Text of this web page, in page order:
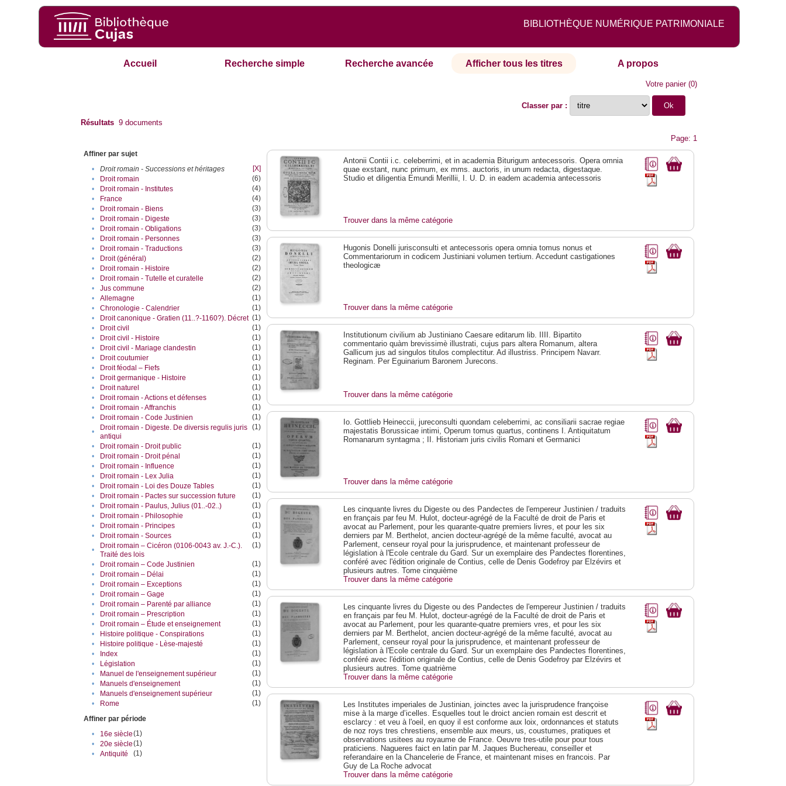
BIBLIOTHÈQUE NUMÉRIQUE PATRIMONIALE
Accueil Recherche simple Recherche avancée Afficher tous les titres A propos
Votre panier(0)
Classer par :
Résultats 9 documents
Page: 1
Affiner par sujet
•
Droit romain - Successions et héritages
[X]
•
Droit romain
(6)
•
Droit romain - Institutes
(4)
•
France
(4)
•
Droit romain - Biens
(3)
•
Droit romain - Digeste
(3)
•
Droit romain - Obligations
(3)
•
Droit romain - Personnes
(3)
•
Droit romain - Traductions
(3)
•
Droit (général)
(2)
•
Droit romain - Histoire
(2)
•
Droit romain - Tutelle et curatelle
(2)
•
Jus commune
(2)
•
Allemagne
(1)
•
Chronologie - Calendrier
(1)
•
Droit canonique - Gratien (11..?-1160?). Décret (1)
•
Droit civil
(1)
•
Droit civil - Histoire
(1)
•
Droit civil - Mariage clandestin
(1)
•
Droit coutumier
(1)
•
Droit féodal – Fiefs
(1)
•
Droit germanique - Histoire
(1)
•
Droit naturel
(1)
•
Droit romain - Actions et défenses
(1)
•
Droit romain - Affranchis
(1)
•
Droit romain - Code Justinien
(1)
•
Droit romain - Digeste. De diversis regulis juris
antiqui
(1)
• Droit romain - Droit public
(1)
•
Droit romain - Droit pénal
(1)
•
Droit romain - Influence
(1)
•
Droit romain - Lex Julia
(1)
•
Droit romain - Loi des Douze Tables
(1)
•
Droit romain - Pactes sur succession future
(1)
•
Droit romain - Paulus‎, Julius‎ (01..-02..)
(1)
•
Droit romain - Philosophie
(1)
•
Droit romain - Principes
(1)
•
Droit romain - Sources
(1)
•
Droit romain – Cicéron (0106-0043 av. J.-C.).
Traité des lois
(1)
• Droit romain – Code Justinien
(1)
•
Droit romain – Délai
(1)
•
Droit romain – Exceptions
(1)
•
Droit romain – Gage
(1)
•
Droit romain – Parenté par alliance
(1)
•
Droit romain – Prescription
(1)
•
Droit romain – Étude et enseignement
(1)
•
Histoire politique - Conspirations
(1)
•
Histoire politique - Lèse-majesté
(1)
•
Index
(1)
•
Législation
(1)
•
Manuel de l'enseignement supérieur
(1)
•
Manuels d'enseignement
(1)
•
Manuels d'enseignement supérieur
(1)
•
Rome
(1)
Affiner par période
•
16e siècle(1)
•
20e siècle(1)
•
Antiquité (1)
Antonii Contii i.c. celeberrimi, et in academia Biturigum antecessoris. Opera omnia
quae exstant, nunc primum, ex mms. auctoris, in unum redacta, digestaque.
Studio et diligentia Emundi Merillii, I. U. D. in eadem academia antecessoris
Trouver dans la même catégorie
Hugonis Donelli jurisconsulti et antecessoris opera omnia tomus nonus et
Commentariorum in codicem Justiniani volumen tertium. Accedunt castigationes
theologicæ
Trouver dans la même catégorie
Institutionum civilium ab Justiniano Caesare editarum lib. IIII. Bipartito
commentario quàm brevissimè illustrati, cujus pars altera Romanum, altera
Gallicum jus ad singulos titulos complectitur. Ad illustriss. Principem Navarr.
Reginam. Per Eguinarium Baronem Jurecons.
Trouver dans la même catégorie
Io. Gottlieb Heineccii, jureconsulti quondam celeberrimi, ac consiliarii sacrae regiae
majestatis Borussicae intimi, Operum tomus quartus, continens I. Antiquitatum
Romanarum syntagma ; II. Historiam juris civilis Romani et Germanici
Trouver dans la même catégorie
Les cinquante livres du Digeste ou des Pandectes de l'empereur Justinien / traduits
en français par feu M. Hulot, docteur-agrégé de la Faculté de droit de Paris et
avocat au Parlement, pour les quarante-quatre premiers livres, et pour les six
derniers par M. Berthelot, ancien docteur-agrégé de la même faculté, avocat au
Parlement, censeur royal pour la jurisprudence, et maintenant professeur de
législation à l'Ecole centrale du Gard. Sur un exemplaire des Pandectes florentines,
conféré avec l'édition originale de Contius, celle de Denis Godefroy par Elzévirs et
plusieurs autres. Tome cinquième
Trouver dans la même catégorie
Les cinquante livres du Digeste ou des Pandectes de l'empereur Justinien / traduits
en français par feu M. Hulot, docteur-agrégé de la Faculté de droit de Paris et
avocat au Parlement, pour les quarante-quatre premiers vres, et pour les six
derniers par M. Berthelot, ancien docteur-agrégé de la même faculté, avocat au
Parlement, censeur royal pour la jurisprudence, et maintenant professeur de
législation à l'Ecole centrale du Gard. Sur un exemplaire des Pandectes florentines,
conféré avec l'édition originale de Contius, celle de Denis Godefroy par Elzévirs et
plusieurs autres. Tome quatrième
Trouver dans la même catégorie
Les Institutes imperiales de Justinian, joinctes avec la jurisprudence françoise
mise à la marge d’icelles. Esquelles tout le droict ancien romain est descrit et
esclarcy : et veu à l'oeil, en quoy il est conforme aux loix, ordonnances et statuts
de noz roys tres chrestiens, ensemble aux meurs, us, coustumes, pratiques et
observations usitees au royaume de France. Oeuvre tres-utile pour pour tous
praticiens. Nagueres faict en latin par M. Jaques Buchereau, conseiller et
referandaire en la Chancelerie de France, et maintenant mises en francois. Par
Guy de La Roche advocat
Trouver dans la même catégorie